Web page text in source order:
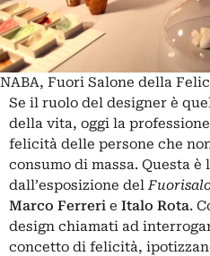
NABA, Fuori Salone della
Se il ruolo del designer è
della vita, oggi la
felicità delle persone che
consumo di massa. Questa
dall’esposizione del
Marco Ferreri e Italo Rota.
design chiamati ad
concetto di felicità,